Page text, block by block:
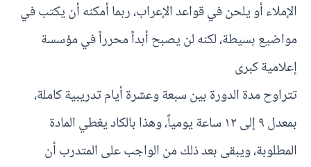
الإملاء أو يلحن في قواعد الإعراب، ربما أمكنه أن يكتب في
مواضيع بسيطة، لكنه لن يصبح أبداً محرراً في مؤسسة
إعلامية كبرى
تتراوح مدة الدورة بين سبعة وعشرة أيام تدريبية كاملة،
بمعدل ٩ إلى ١٢ ساعة يومياً، وهذا بالكاد يغطي المادة
المطلوبة، ويبقى بعد ذلك من الواجب على المتدرب أن